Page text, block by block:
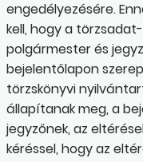
engedélyezésére.
kell, hogy a
polgármester és
bejelentőlapon
törzskönyvi
állapítanak meg, a
jegyzőnek, az
kéréssel, hogy az